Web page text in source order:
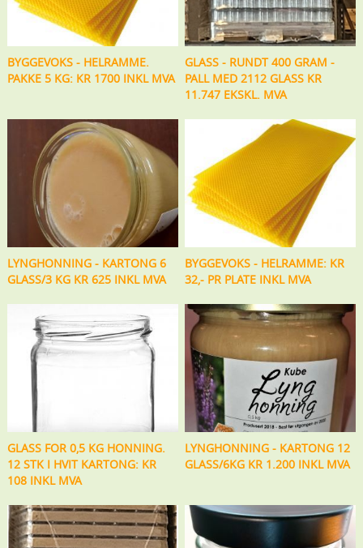
BYGGEVOKS - HELRAMME.
PAKKE 5 KG: KR 1700 INKL MVA
GLASS - RUNDT 400 GRAM -
PALL MED 2112 GLASS KR
11.747 EKSKL. MVA
LYNGHONNING - KARTONG 6
GLASS/3 KG KR 625 INKL MVA
BYGGEVOKS - HELRAMME: KR
32,- PR PLATE INKL MVA
GLASS FOR 0,5 KG HONNING.
12 STK I HVIT KARTONG: KR
108 INKL MVA
LYNGHONNING - KARTONG 12
GLASS/6KG KR 1.200 INKL MVA